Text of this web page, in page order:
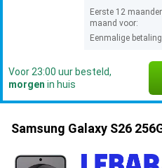
Eerste 12
maand voor:
Eenmalige
Voor 23:00 uur besteld,
morgen in huis
Samsung Galaxy S26